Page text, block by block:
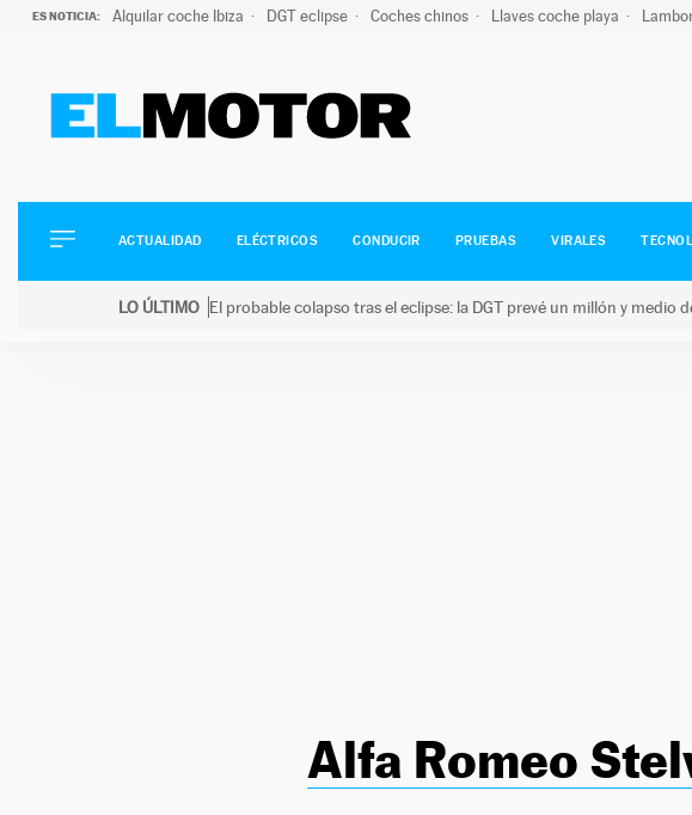
ES NOTICIA: Alquilar coche Ibiza DGT eclipse Coches chinos Llaves coche playa
ELÉCTRICOS
CONDUCIR
ACTUALIDAD ELÉCTRICOS CONDUCIR PRUEBAS VIRALES
LO ÚLTIMO El probable colapso tras el eclipse: la DGT prevé un millón y
Alfa Romeo